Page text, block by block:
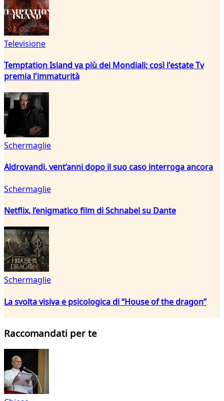
Televisione
Temptation Island va più dei Mondiali; così l'estate Tv
premia l'immaturità
Schermaglie
Aldrovandi, vent’anni dopo il suo caso interroga ancora
Schermaglie
Netflix, l’enigmatico film di Schnabel su Dante
Schermaglie
La svolta visiva e psicologica di “House of the dragon”
Raccomandati per te